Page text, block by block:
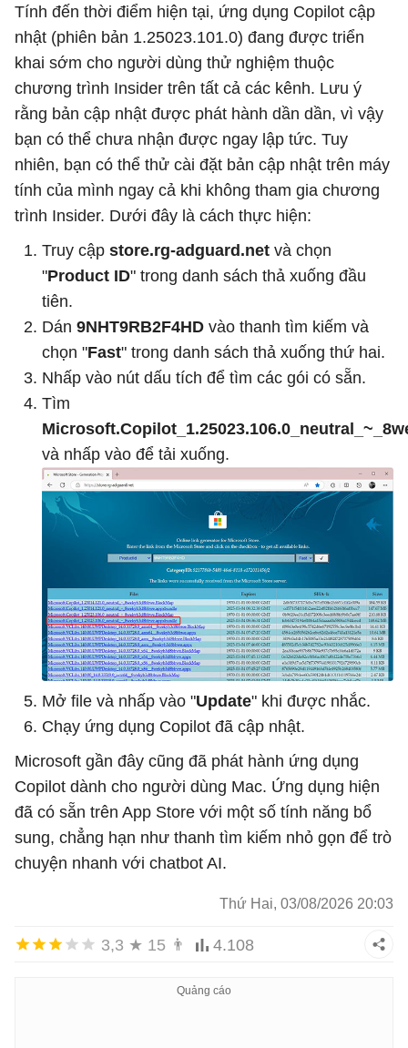
Tính đến thời điểm hiện tại, ứng dụng Copilot cập
nhật (phiên bản 1.25023.101.0) đang được triển
khai sớm cho người dùng thử nghiệm thuộc
chương trình Insider trên tất cả các kênh. Lưu ý
rằng bản cập nhật được phát hành dần dần, vì vậy
bạn có thể chưa nhận được ngay lập tức. Tuy
nhiên, bạn có thể thử cài đặt bản cập nhật trên máy
tính của mình ngay cả khi không tham gia chương
trình Insider. Dưới đây là cách thực hiện:
Truy cập store.rg-adguard.net và chọn
"Product ID" trong danh sách thả xuống đầu
tiên.
Dán 9NHT9RB2F4HD vào thanh tìm kiếm và
chọn "Fast" trong danh sách thả xuống thứ hai.
Nhấp vào nút dấu tích để tìm các gói có sẵn.
Tìm
và nhấp vào để tải xuống.
Mở file và nhấp vào "Update" khi được nhắc.
Chạy ứng dụng Copilot đã cập nhật.
Microsoft gần đây cũng đã phát hành ứng dụng
Copilot dành cho người dùng Mac. Ứng dụng hiện
đã có sẵn trên App Store với một số tính năng bổ
sung, chẳng hạn như thanh tìm kiếm nhỏ gọn để trò
chuyện nhanh với chatbot AI.
Thứ Hai, 03/08/2026 20:03
3,3 ★ 15 👨 4.108